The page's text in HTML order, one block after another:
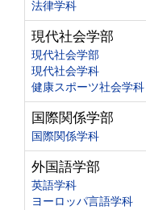
法律学科
現代社会学部
現代社会学部
現代社会学科
健康スポーツ社会学科
国際関係学部
国際関係学科
外国語学部
英語学科
ヨーロッパ言語学科